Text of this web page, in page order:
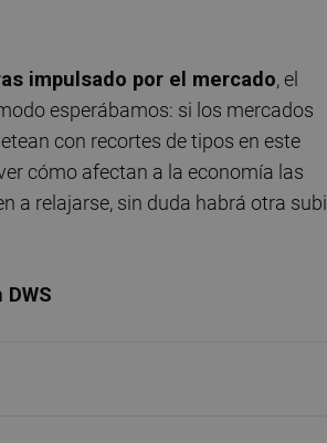
impulsado por el mercado, el
esperábamos: si los mercados
con recortes de tipos en este
cómo afectan a la economía las
a relajarse, sin duda habrá otra